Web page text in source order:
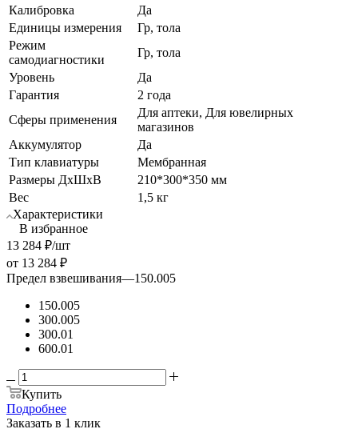
Калибровка
Да
Единицы измерения
Гр, тола
Режим
самодиагностики
Гр, тола
Уровень
Да
Гарантия
2 года
Сферы применения
Для аптеки, Для ювелирных
магазинов
Аккумулятор
Да
Тип клавиатуры
Мембранная
Размеры ДхШхВ
210*300*350 мм
Вес
1,5 кг
Характеристики
В избранное
13 284 ₽/шт
от 13 284 ₽
Предел взвешивания—150.005
150.005
300.005
300.01
600.01
Купить
Подробнее
Заказать в 1 клик